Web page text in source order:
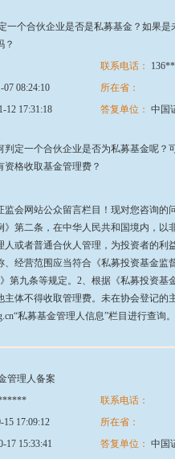
一个合伙企业是否是私募基金？如果是
？
联系电话：
07 08:24:10
所在省：
12 17:31:18 答复单位： 中国
判定一个合伙企业是否为私募基金呢
资格收取基金管理费？
监会网站公众留言栏目！现对您咨询
》第二条，在中华人民共和国境内，
人或者普通合伙人管理，为投资者的
、经营范围应当符合《私募投资基金
第九条等规定。2、根据《私募投资
主体不得收取管理费。未在协会登记
私募基金管理人信息”栏目进行查询。
管理人备案
联系电话：
15 17:09:12
所在省：
17 15:33:41 答复单位： 中国